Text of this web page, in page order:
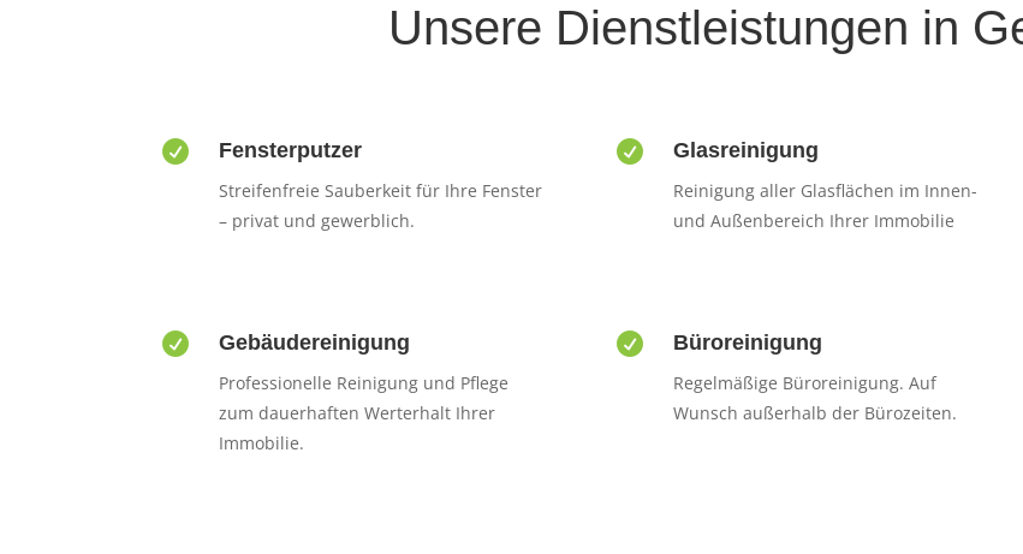
Unsere Dienstleistungen in
 Fensterputzer
Streifenfreie Sauberkeit für Ihre Fenster
– privat und gewerblich.
 Glasreinigung
Reinigung aller Glasflächen im Innen-
und Außenbereich Ihrer Immobilie
 Gebäudereinigung
Professionelle Reinigung und Pflege
zum dauerhaften Werterhalt Ihrer
Immobilie.
 Büroreinigung
Regelmäßige Büroreinigung. Auf
Wunsch außerhalb der Bürozeiten.